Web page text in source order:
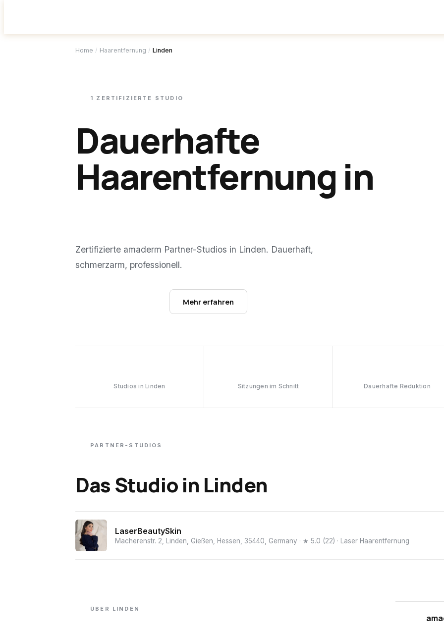
Home / Haarentfernung / Linden
1 ZERTIFIZIERTE STUDIO
Dauerhafte
Haarentfernung in
Zertifizierte amaderm Partner-Studios in Linden. Dauerhaft,
schmerzarm, professionell.
Mehr erfahren
Studios in Linden Sitzungen im Schnitt Dauerhafte Reduktion
PARTNER-STUDIOS
Das Studio in Linden
LaserBeautySkin
Macherenstr. 2, Linden, Gießen, Hessen, 35440, Germany · ★ 5.0 (22) · Laser Haarentfernung
ÜBER LINDEN